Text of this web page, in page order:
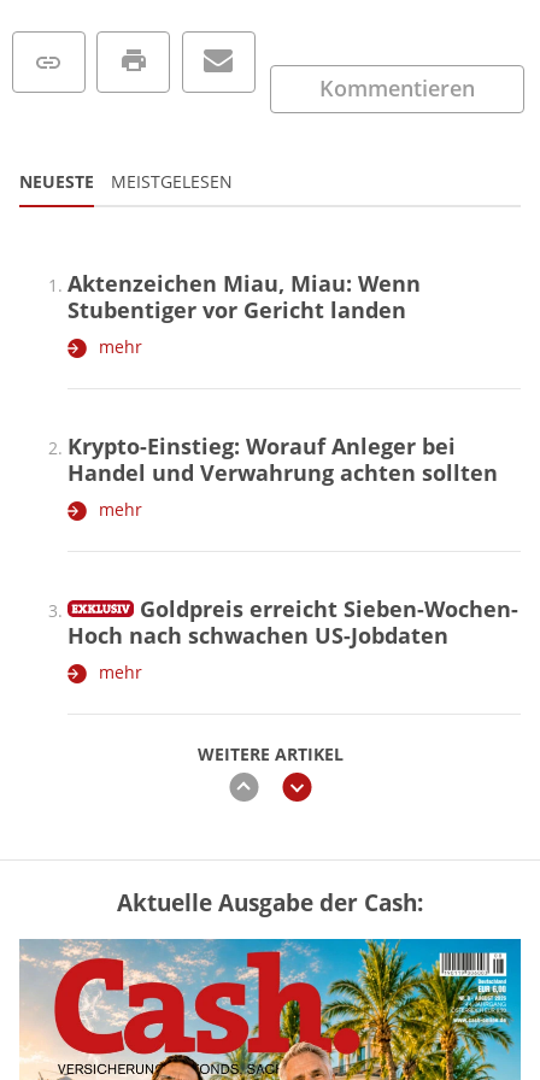
Kommentieren
NEUESTE MEISTGELESEN
WEITERE ARTIKEL
zurückweiter
Aktenzeichen Miau, Miau: Wenn
Stubentiger vor Gericht landen
mehr
Krypto-Einstieg: Worauf Anleger bei
Handel und Verwahrung achten sollten
mehr
Goldpreis erreicht Sieben-Wochen-
Hoch nach schwachen US-Jobdaten
mehr
Vermieter-Zutritt: Wann Mieter
die Wohnung öffnen müssen
mehr
Goldpreis erreicht Sieben-Wochen-
Aktuelle Ausgabe der Cash: